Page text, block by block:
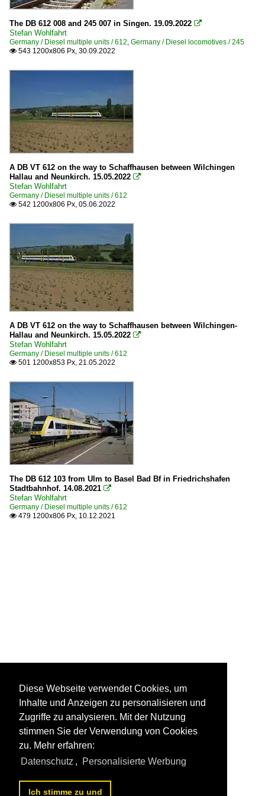
The DB 612 008 and 245 007 in Singen. 19.09.2022 
Stefan Wohlfahrt
Germany / Diesel multiple units / 612, Germany / Diesel locomotives / 245
 543 1200x806 Px, 30.09.2022
A DB VT 612 on the way to Schaffhausen between Wilchingen
Hallau and Neunkirch. 15.05.2022 
Stefan Wohlfahrt
Germany / Diesel multiple units / 612
 542 1200x806 Px, 05.06.2022
A DB VT 612 on the way to Schaffhausen between Wilchingen-
Hallau and Neunkirch. 15.05.2022 
Stefan Wohlfahrt
Germany / Diesel multiple units / 612
 501 1200x853 Px, 21.05.2022
The DB 612 103 from Ulm to Basel Bad Bf in Friedrichshafen
Stadtbahnhof. 14.08.2021 
Stefan Wohlfahrt
Germany / Diesel multiple units / 612
 479 1200x806 Px, 10.12.2021
Diese Webseite verwendet Cookies, um
Inhalte und Anzeigen zu personalisieren und
Zugriffe zu analysieren. Mit der Nutzung
stimmen Sie der Verwendung von Cookies
zu. Mehr erfahren:
Datenschutz , Personalisierte Werbung
Ich stimme zu und